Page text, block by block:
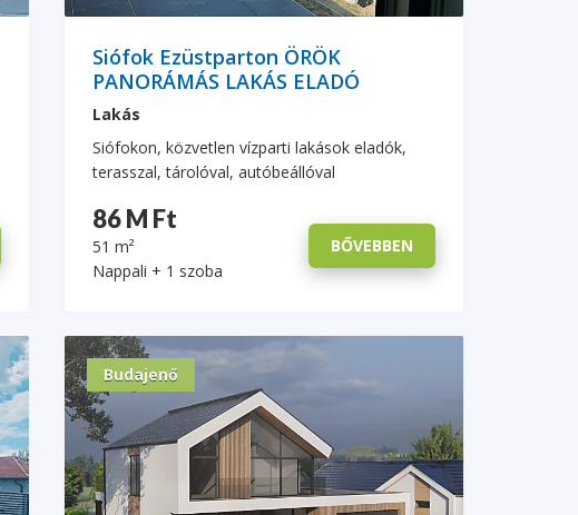
Siófok Ezüstparton ÖRÖK
PANORÁMÁS LAKÁS ELADÓ
Lakás
Siófokon, közvetlen vízparti lakások eladók,
terasszal, tárolóval, autóbeállóval
86 M Ft
51 m²
Nappali + 1 szoba
BŐVEBBEN
Budajenő